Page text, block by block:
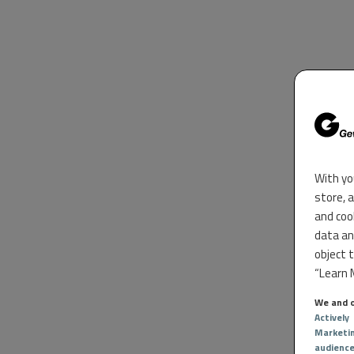
With
store,
and
data
object
“Learn
We and